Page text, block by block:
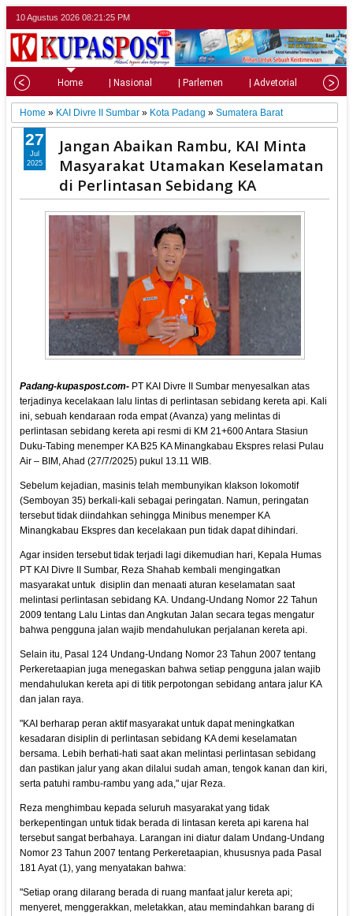
10 Agustus 2026 08:21:27 PM
Home | Nasional | Parlemen | Advetorial |
Home » KAI Divre II Sumbar » Kota Padang »Sumatera Barat
Jangan Abaikan Rambu, KAI Minta
Masyarakat Utamakan Keselamatan
di Perlintasan Sebidang KA
Padang-kupaspost.com- PT KAI Divre II Sumbar menyesalkan atas
terjadinya kecelakaan lalu lintas di perlintasan sebidang kereta api. Kali
ini, sebuah kendaraan roda empat (Avanza) yang melintas di
perlintasan sebidang kereta api resmi di KM 21+600 Antara Stasiun
Duku-Tabing menemper KA B25 KA Minangkabau Ekspres relasi Pulau
Air – BIM, Ahad (27/7/2025) pukul 13.11 WIB.
Sebelum kejadian, masinis telah membunyikan klakson lokomotif
(Semboyan 35) berkali-kali sebagai peringatan. Namun, peringatan
tersebut tidak diindahkan sehingga Minibus menemper KA
Minangkabau Ekspres dan kecelakaan pun tidak dapat dihindari.
Agar insiden tersebut tidak terjadi lagi dikemudian hari, Kepala Humas
PT KAI Divre II Sumbar, Reza Shahab kembali mengingatkan
masyarakat untuk disiplin dan menaati aturan keselamatan saat
melintasi perlintasan sebidang KA. Undang-Undang Nomor 22 Tahun
2009 tentang Lalu Lintas dan Angkutan Jalan secara tegas mengatur
bahwa pengguna jalan wajib mendahulukan perjalanan kereta api.
Selain itu, Pasal 124 Undang-Undang Nomor 23 Tahun 2007 tentang
Perkeretaapian juga menegaskan bahwa setiap pengguna jalan wajib
mendahulukan kereta api di titik perpotongan sebidang antara jalur KA
dan jalan raya.
"KAI berharap peran aktif masyarakat untuk dapat meningkatkan
kesadaran disiplin di perlintasan sebidang KA demi keselamatan
bersama. Lebih berhati-hati saat akan melintasi perlintasan sebidang
dan pastikan jalur yang akan dilalui sudah aman, tengok kanan dan kiri,
serta patuhi rambu-rambu yang ada," ujar Reza.
Reza menghimbau kepada seluruh masyarakat yang tidak
berkepentingan untuk tidak berada di lintasan kereta api karena hal
tersebut sangat berbahaya. Larangan ini diatur dalam Undang-Undang
Nomor 23 Tahun 2007 tentang Perkeretaapian, khususnya pada Pasal
181 Ayat (1), yang menyatakan bahwa:
"Setiap orang dilarang berada di ruang manfaat jalur kereta api;
menyeret, menggerakkan, meletakkan, atau memindahkan barang di
27
Jul
2025